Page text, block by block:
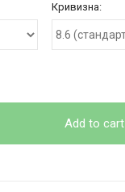
Кривизна:
Add to cart